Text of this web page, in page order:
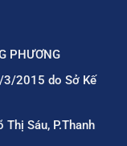
PHƯƠNG
2015 do Sở Kế
Sáu, P.Thanh